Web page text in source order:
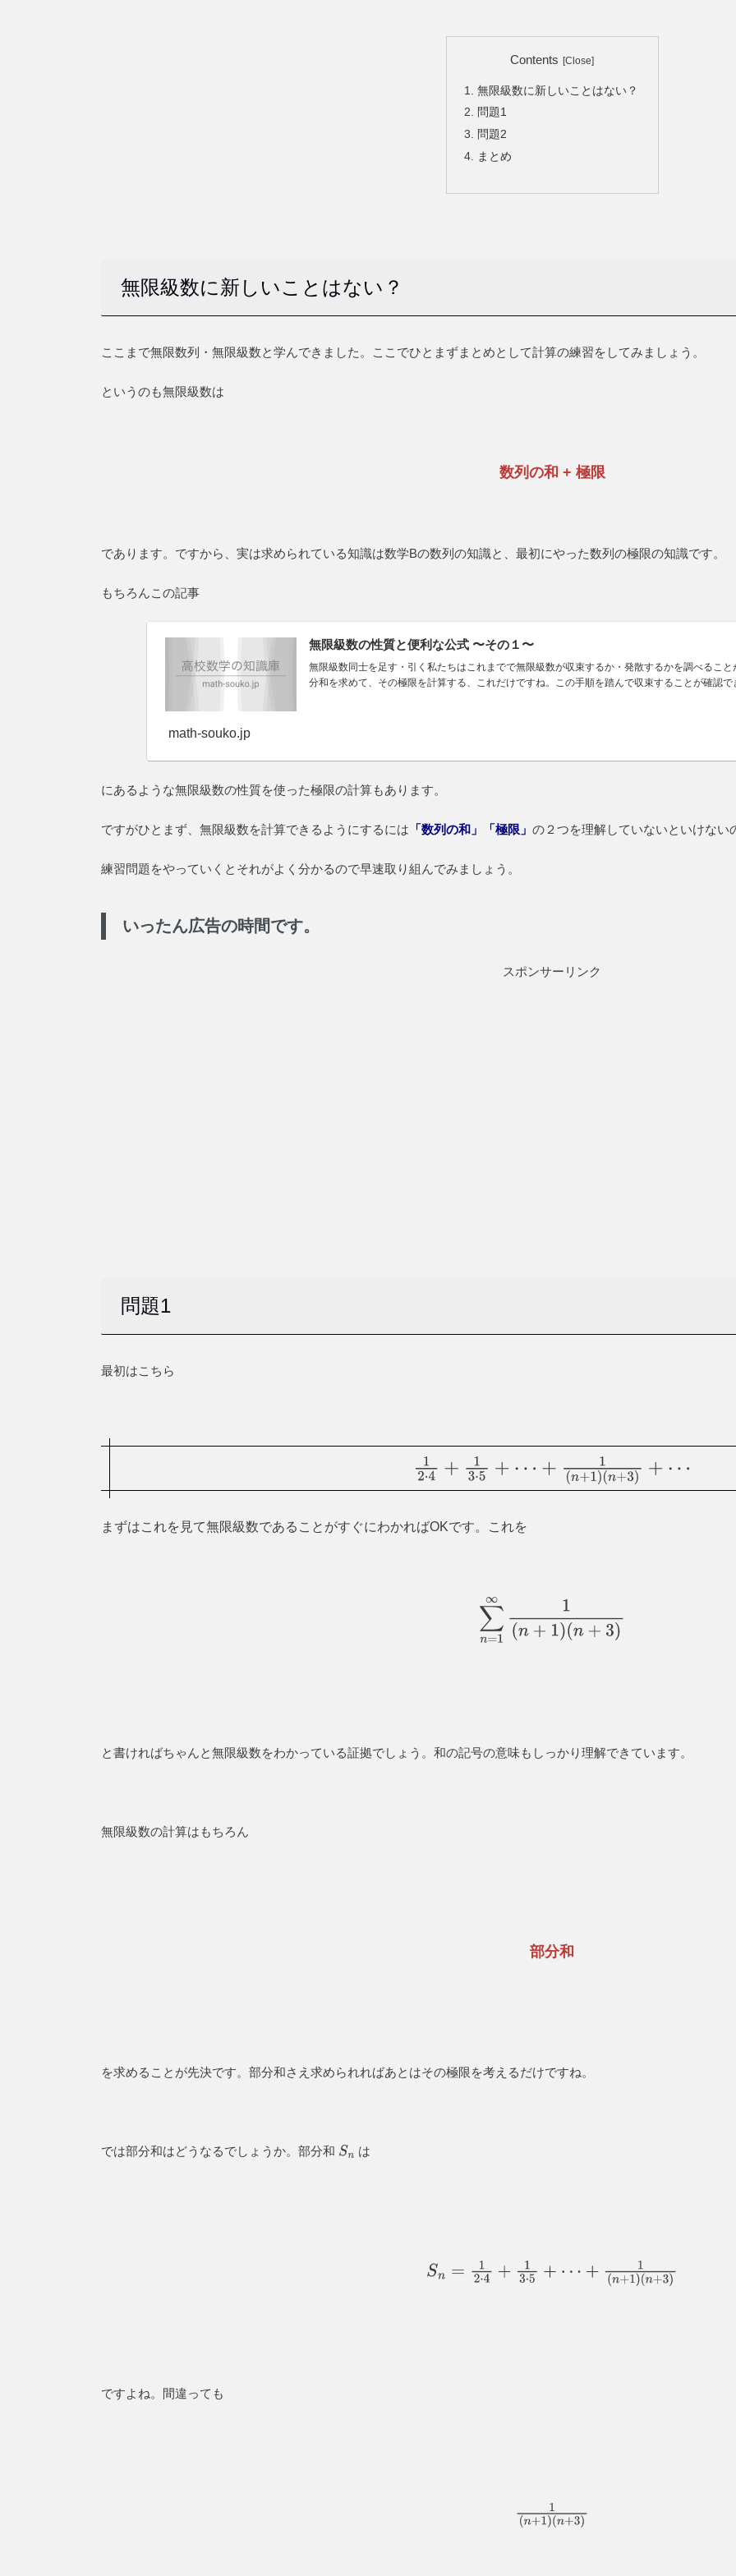
Contents
無限級数に新しいことはない？
問題1
問題2
まとめ
無限級数に新しいことはない？
ここまで無限数列・無限級数と学んできました。ここでひとまずまとめとして計算の練習をしてみましょう。
というのも無限級数は
数列の和 + 極限
であります。ですから、実は求められている知識は数学Bの数列の知識と、最初にやった数列の極限の知識です。
もちろんこの記事
無限級数の性質と便利な公式 〜その１〜
無限級数同士を足す・引く私たちはこれまでで無限級数が収束するか・発散するかを調べるこ
分和を求めて、その極限を計算する、これだけですね。この手順を踏んで収束することが確認
math-souko.jp
にあるような無限級数の性質を使った極限の計算もあります。
ですがひとまず、無限級数を計算できるようにするには 「数列の和」「極限」 の２つを理解していないといけない
練習問題をやっていくとそれがよく分かるので早速取り組んでみましょう。
いったん広告の時間です。
スポンサーリンク
問題1
最初はこちら
12⋅4+1 3⋅5+⋯ + 1 ( n+ 1)(n+3)+⋯
まずはこれを見て無限級数であることがすぐにわかればOKです。これを
∑n = 1∞1(n+1)(n+3)
と書ければちゃんと無限級数をわかっている証拠でしょう。和の記号の意味もしっかり理解できています。
無限級数の計算はもちろん
部分和
を求めることが先決です。部分和さえ求められればあとはその極限を考えるだけですね。
では部分和はどうなるでしょうか。部分和 Sn は
Sn=12 ⋅4+ 13⋅ 5+⋯+1( n + 1)( n+3)
ですよね。間違っても
1(n+1)